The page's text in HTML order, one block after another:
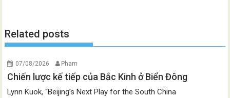
Related posts
07/08/2026 Pham
Chiến lược kế tiếp của Bắc Kinh ở Biển Đông
Lynn Kuok, “Beijing’s Next Play for the South China